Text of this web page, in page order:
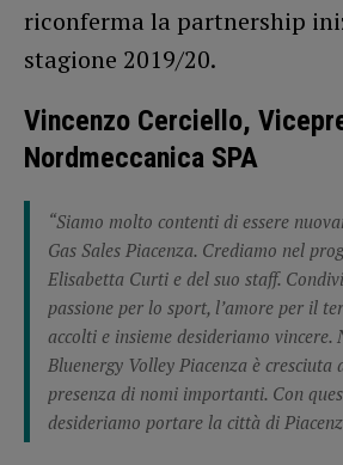
riconferma la partnership
stagione 2019/20.
Vincenzo Cerciello,
Nordmeccanica SPA
“Siamo molto contenti di essere
Gas Sales Piacenza. Crediamo nel
Elisabetta Curti e del suo staff.
passione per lo sport, l’amore per il
accolti e insieme desideriamo vincere.
Bluenergy Volley Piacenza è cresciuta
presenza di nomi importanti. Con
desideriamo portare la città di